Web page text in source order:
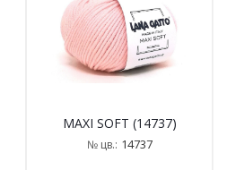
MAXI SOFT (14737)
№ цв.: 14737